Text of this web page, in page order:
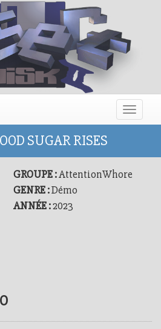
Toggle
SUGAR RISES
GROUPE :AttentionWhore
GENRE :Démo
ANNÉE :2023